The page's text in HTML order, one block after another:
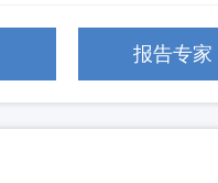
报告专家